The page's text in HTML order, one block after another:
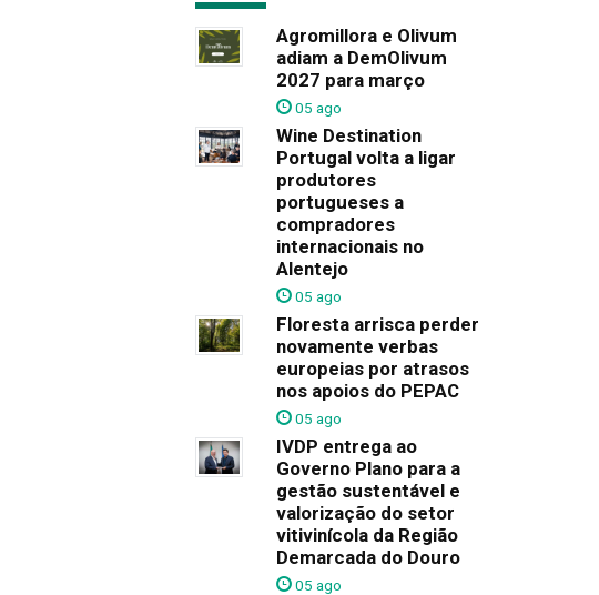
Agromillora e Olivum
adiam a DemOlivum
2027 para março
05 ago
Wine Destination
Portugal volta a ligar
produtores
portugueses a
compradores
internacionais no
Alentejo
05 ago
Floresta arrisca perder
novamente verbas
europeias por atrasos
nos apoios do PEPAC
05 ago
IVDP entrega ao
Governo Plano para a
gestão sustentável e
valorização do setor
vitivinícola da Região
Demarcada do Douro
05 ago